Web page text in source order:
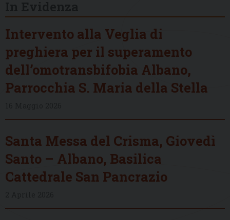
Intervento alla Veglia di
preghiera per il superamento
dell’omotransbifobia Albano,
Parrocchia S. Maria della Stella
Santa Messa del Crisma, Giovedì
Santo – Albano, Basilica
Cattedrale San Pancrazio